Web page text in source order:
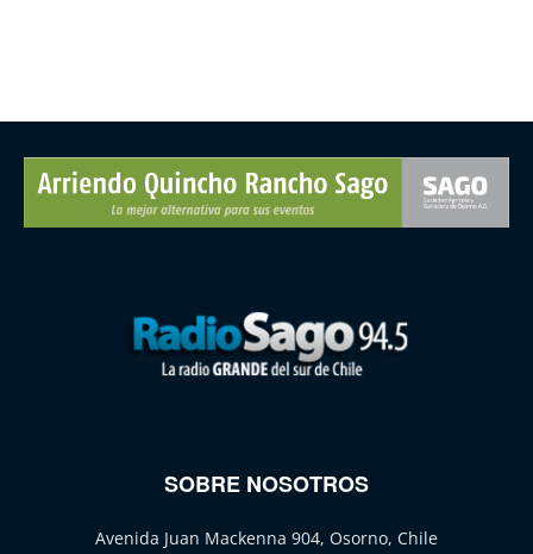
SOBRE NOSOTROS
Avenida Juan Mackenna 904, Osorno, Chile